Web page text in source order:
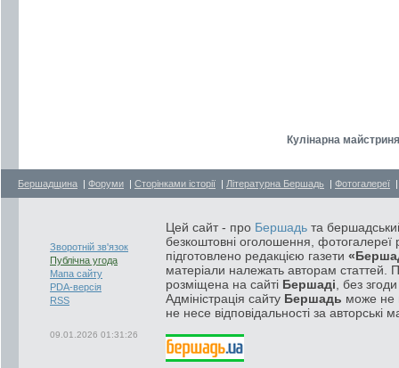
Кулінарна
Бершадщина | Форуми | Сторінками історії | Літературна Бершадь | Фотогалереї
Зворотній зв'язок
Публічна угода
Мапа сайту
PDA-версія
RSS
09.01.2026 01:31:26
Цей сайт - про Бершадь та
безкоштовні оголошення, фотогалереї
підготовлено редакцією газети
матеріали належать авторам статтей.
розміщена на сайті Бершаді , без
Адміністрація сайту Бершадь може не
не несе відповідальності за авторські